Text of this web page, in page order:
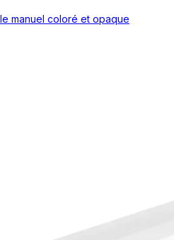
manuel coloré et opaque